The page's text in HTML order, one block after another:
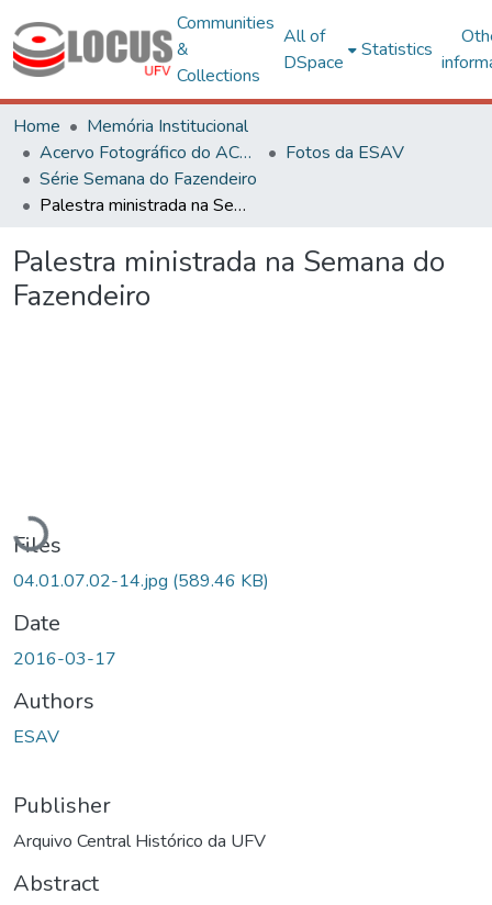
Communities
&
Collections
All of
DSpace
Statistics
Home
Memória Institucional
Acervo Fotográfico do ACH-UFV
Fotos da ESAV
Série Semana do Fazendeiro
Palestra ministrada na Semana do Fazendeiro
Palestra ministrada na Semana do
Fazendeiro
Loading...
Files
04.01.07.02-14.jpg (589.46 KB)
Date
2016-03-17
Authors
ESAV
Publisher
Arquivo Central Histórico da UFV
Abstract